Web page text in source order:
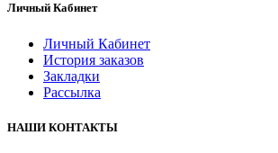
Личный Кабинет
Личный Кабинет
История заказов
Закладки
Рассылка
НАШИ КОНТАКТЫ